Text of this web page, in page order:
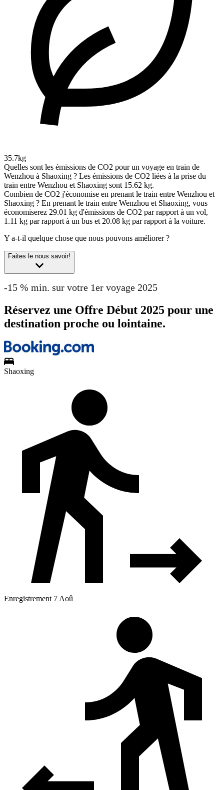
35.7kg
Quelles sont les émissions de CO2 pour un voyage en train de
Wenzhou à Shaoxing ? Les émissions de CO2 liées à la prise du
train entre Wenzhou et Shaoxing sont 15.62 kg.
Combien de CO2 j'économise en prenant le train entre Wenzhou et
Shaoxing ? En prenant le train entre Wenzhou et Shaoxing, vous
économiserez 29.01 kg d'émissions de CO2 par rapport à un vol,
1.11 kg par rapport à un bus et 20.08 kg par rapport à la voiture.
Y a-t-il quelque chose que nous pouvons améliorer ?
Faites le nous savoir!
-15 % min. sur votre 1er voyage 2025
Réservez une Offre Début 2025 pour une
destination proche ou lointaine.
Shaoxing
Enregistrement 7 Aoû